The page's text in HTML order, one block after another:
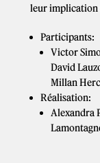
leur implication
Participants:
Victor
David
Millan
Réalisation:
Alexandra